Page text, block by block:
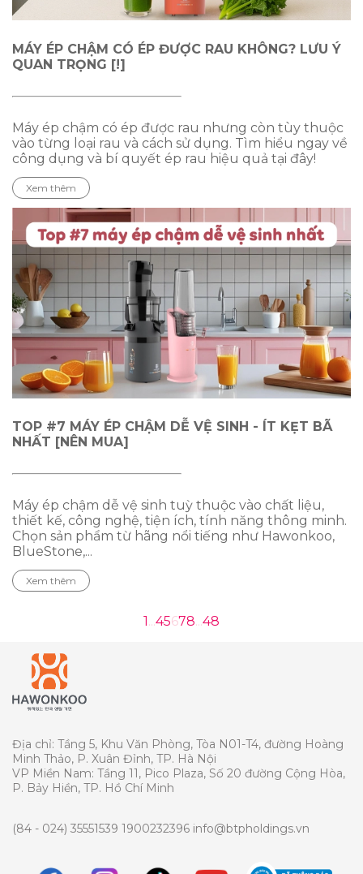
MÁY ÉP CHẬM CÓ ÉP ĐƯỢC RAU KHÔNG? LƯU Ý
QUAN TRỌNG [!]
Máy ép chậm có ép được rau nhưng còn tùy thuộc
vào từng loại rau và cách sử dụng. Tìm hiểu ngay về
công dụng và bí quyết ép rau hiệu quả tại đây!
Xem thêm
TOP #7 MÁY ÉP CHẬM DỄ VỆ SINH - ÍT KẸT BÃ
NHẤT [NÊN MUA]
Máy ép chậm dễ vệ sinh tuỳ thuộc vào chất liệu,
thiết kế, công nghệ, tiện ích, tính năng thông minh.
Chọn sản phẩm từ hãng nổi tiếng như Hawonkoo,
BlueStone,...
Xem thêm
1...45678...48
Địa chỉ: Tầng 5, Khu Văn Phòng, Tòa N01-T4, đường Hoàng
Minh Thảo, P. Xuân Đỉnh, TP. Hà Nội
VP Miền Nam: Tầng 11, Pico Plaza, Số 20 đường Cộng Hòa,
P. Bảy Hiền, TP. Hồ Chí Minh
(84 - 024) 35551539 1900232396 info@btpholdings.vn